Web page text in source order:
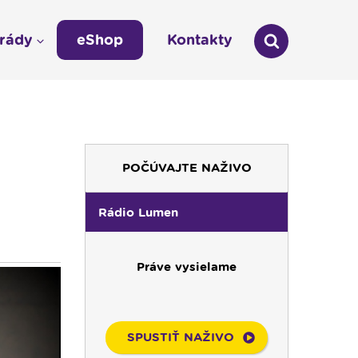
POČÚVAJTE NAŽIVO
Rádio Lumen
Práve vysielame
SPUSTIŤ NAŽIVO
eShop Kontakty